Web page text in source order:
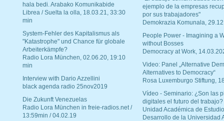
hala bedi. Arabako Komunikabide
Librea / Suelta la olla, 18.03.21, 33:30
min
System-Fehler des Kapitalismus als
"Katastrophe" und Chance für globale
Arbeiterkämpfe?
Radio Lora München, 02.06.20, 19:10
min
Interview with Dario Azzellini
black agenda radio 25nov2019
Die Zukunft Venezuelas
Radio Lora München in freie-radios.net /
13:59min / 04.02.19
ejemplo de la empresas
por sus trabajadores"
Demokrazia Komunala,
People Power - Imagining a
without Bosses
Democracy at Work,
Video: Panel „Alternative
Alternatives to Democracy“
Rosa Luxemburgo Stiftung,
Vídeo - Seminario: ¿Son las
digitales el futuro del trabajo?
Unidad Académica de
Desarrollo de la Universidad